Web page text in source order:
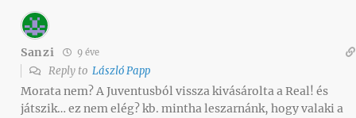
Sanzi 9 éve
Reply to László Papp
Morata nem? A Juventusból vissza kivásárolta a Real! és
játszik… ez nem elég? kb. mintha leszarnánk, hogy valaki a